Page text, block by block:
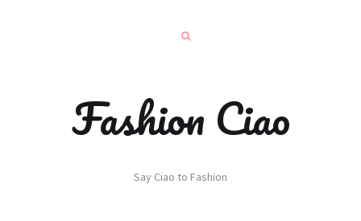
Fashion Ciao
Say Ciao to Fashion